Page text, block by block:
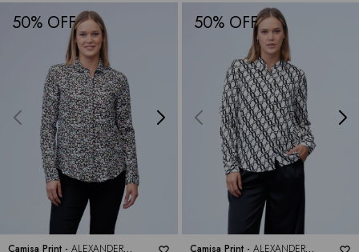
50
Camisa Print - ALEXANDER
50
Camisa Print - ALEXANDER